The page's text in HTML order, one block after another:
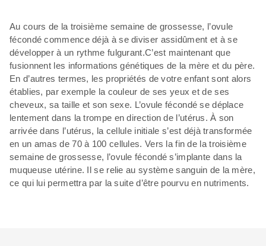
Au cours de la troisième semaine de grossesse, l’ovule
fécondé commence déjà à se diviser assidûment et à se
développer à un rythme fulgurant.C’est maintenant que
fusionnent les informations génétiques de la mère et du père.
En d’autres termes, les propriétés de votre enfant sont alors
établies, par exemple la couleur de ses yeux et de ses
cheveux, sa taille et son sexe. L’ovule fécondé se déplace
lentement dans la trompe en direction de l’utérus. À son
arrivée dans l’utérus, la cellule initiale s’est déjà transformée
en un amas de 70 à 100 cellules. Vers la fin de la troisième
semaine de grossesse, l’ovule fécondé s’implante dans la
muqueuse utérine. Il se relie au système sanguin de la mère,
ce qui lui permettra par la suite d’être pourvu en nutriments.